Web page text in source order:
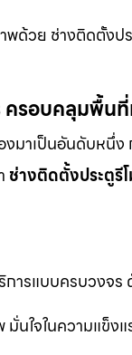
ด้วย ช่างติดตั้ง
รอบคลุมพื้น
เป็นอันดับหนึ่ง
ช่างติดตั้งประตูรี
ารแบบครบวงจร
ใจในความแข็งแ